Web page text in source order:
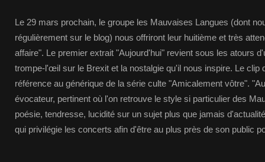
Le 29 mars prochain, le groupe les Mauvaises Langues (dont
régulièrement sur le blog) nous offriront leur huitième et très
affaire". Le premier extrait "Aujourd'hui" revient sous les atours
trompe-l'œil sur le Brexit et la nostalgie qu'il nous inspire. Le clip
référence au générique de la série culte "Amicalement vôtre".
évocateur, pertinent où l'on retrouve le style si particulier des
poésie, tendresse, lucidité sur un sujet plus que jamais
qui privilégie les concerts afin d'être au plus près de son public